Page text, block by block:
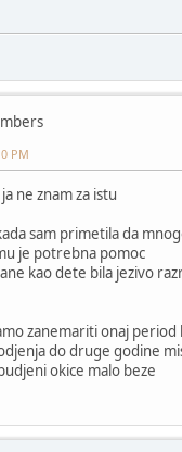
PM
ne znam za istu
sam primetila da
je potrebna pomoc
kao dete bila jezivo
zanemariti onaj period
do druge godine
okice malo beze